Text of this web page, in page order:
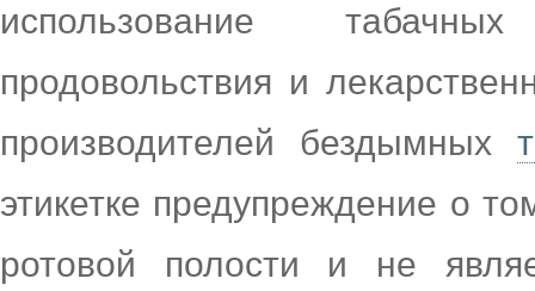
использование
продовольствия и
производителей бездымных
этикетке предупреждение о
ротовой полости и не